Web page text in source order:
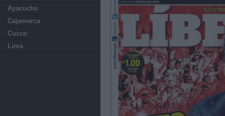
Ayacucho
Cajamarca
Cuzco
Lima